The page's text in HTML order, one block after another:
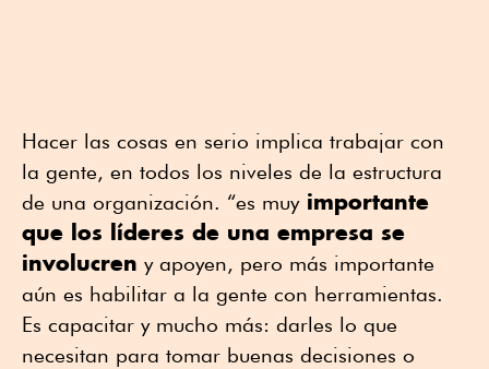
Hacer las cosas en serio implica trabajar con
la gente, en todos los niveles de la estructura
de una organización. “es muyimportante
que los líderes de una empresa se
involucren y apoyen, pero más importante
aún es habilitar a la gente con herramientas.
Es capacitar y mucho más: darles lo que
necesitan para tomar buenas decisiones o